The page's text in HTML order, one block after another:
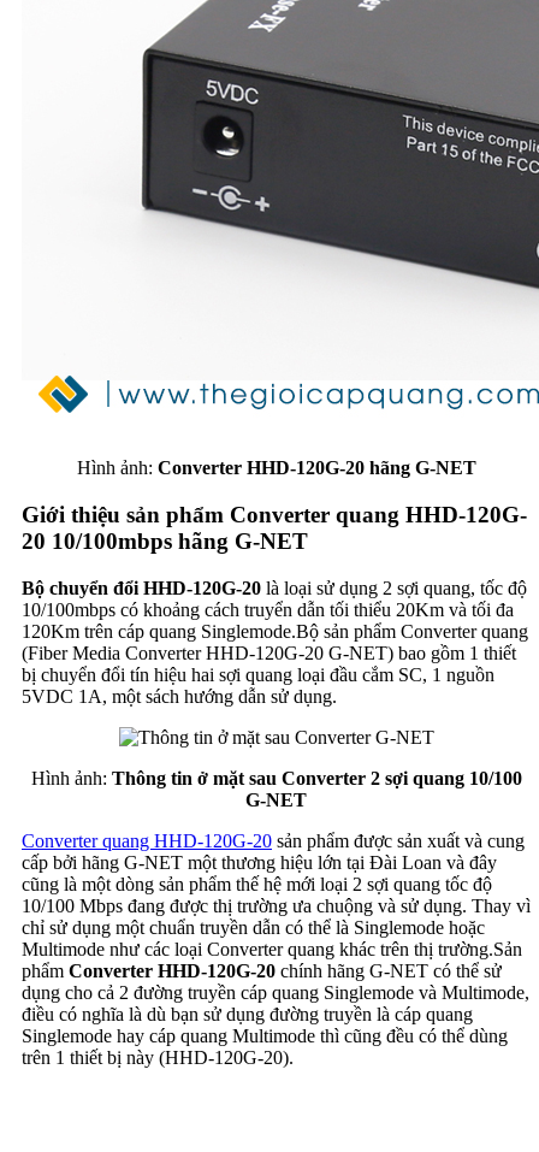
Hình ảnh: Converter HHD-120G-20 hãng G-NET
Giới thiệu sản phẩm Converter quang HHD-120G-
20 10/100mbps hãng G-NET
Bộ chuyển đổi HHD-120G-20 là loại sử dụng 2 sợi quang, tốc độ
10/100mbps có khoảng cách truyển dẫn tối thiểu 20Km và tối đa
120Km trên cáp quang Singlemode.Bộ sản phẩm Converter quang
(Fiber Media Converter HHD-120G-20 G-NET) bao gồm 1 thiết
bị chuyển đổi tín hiệu hai sợi quang loại đầu cắm SC, 1 nguồn
5VDC 1A, một sách hướng dẫn sử dụng.
Hình ảnh: Thông tin ở mặt sau Converter 2 sợi quang 10/100
G-NET
Converter quang HHD-120G-20 sản phẩm được sản xuất và cung
cấp bởi hãng G-NET một thương hiệu lớn tại Đài Loan và đây
cũng là một dòng sản phẩm thế hệ mới loại 2 sợi quang tốc độ
10/100 Mbps đang được thị trường ưa chuộng và sử dụng. Thay vì
chỉ sử dụng một chuẩn truyền dẫn có thể là Singlemode hoặc
Multimode như các loại Converter quang khác trên thị trường.Sản
phẩm Converter HHD-120G-20 chính hãng G-NET có thể sử
dụng cho cả 2 đường truyền cáp quang Singlemode và Multimode,
điều có nghĩa là dù bạn sử dụng đường truyền là cáp quang
Singlemode hay cáp quang Multimode thì cũng đều có thể dùng
trên 1 thiết bị này (HHD-120G-20).